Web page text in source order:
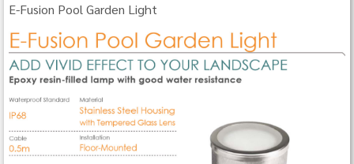
E-Fusion Pool Garden Light